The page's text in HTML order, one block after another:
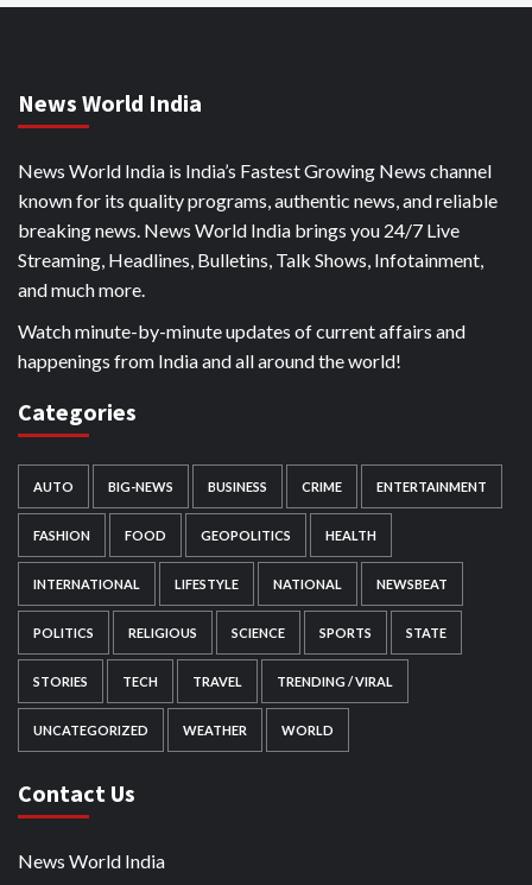
News World India
News World India is India’s Fastest Growing News channel
known for its quality programs, authentic news, and reliable
breaking news. News World India brings you 24/7 Live
Streaming, Headlines, Bulletins, Talk Shows, Infotainment,
and much more.
Watch minute-by-minute updates of current affairs and
happenings from India and all around the world!
Categories
AUTO BIG-NEWS BUSINESS CRIME ENTERTAINMENT
FASHION FOOD GEOPOLITICS HEALTH
INTERNATIONAL LIFESTYLE NATIONAL NEWSBEAT
POLITICS RELIGIOUS SCIENCE SPORTS STATE
STORIES TECH TRAVEL TRENDING / VIRAL
UNCATEGORIZED WEATHER WORLD
Contact Us
News World India